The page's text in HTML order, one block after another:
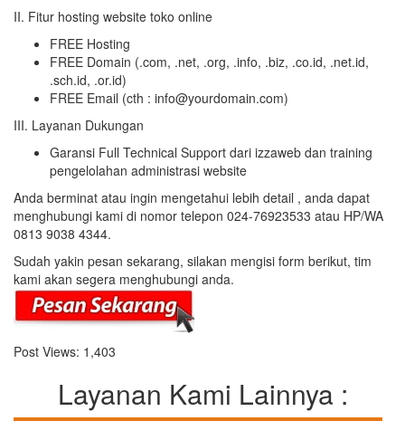
II. Fitur hosting website toko online
FREE Hosting
FREE Domain (.com, .net, .org, .info, .biz, .co.id, .net.id,
.sch.id, .or.id)
FREE Email (cth : info@yourdomain.com)
III. Layanan Dukungan
Garansi Full Technical Support dari izzaweb dan training
pengelolahan administrasi website
Anda berminat atau ingin mengetahui lebih detail , anda dapat
menghubungi kami di nomor telepon 024-76923533 atau HP/WA
0813 9038 4344.
Sudah yakin pesan sekarang, silakan mengisi form berikut, tim
kami akan segera menghubungi anda.
Post Views: 1,403
Layanan Kami Lainnya :